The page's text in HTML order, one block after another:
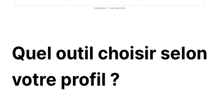
Quel outil choisir selon
votre profil ?